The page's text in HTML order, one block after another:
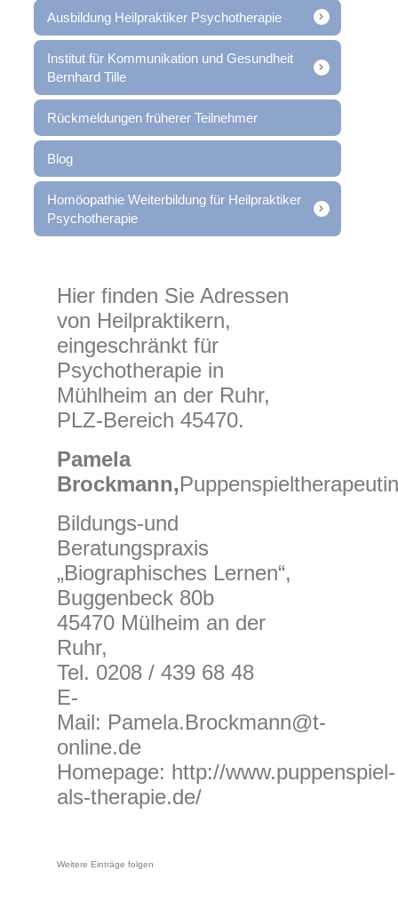
Ausbildung Heilpraktiker Psychotherapie
Institut für Kommunikation und Gesundheit
Bernhard Tille
Rückmeldungen früherer Teilnehmer
Blog
Homöopathie Weiterbildung für Heilpraktiker
Psychotherapie
Hier finden Sie Adressen
von Heilpraktikern,
eingeschränkt für
Psychotherapie in
Mühlheim an der Ruhr,
PLZ-Bereich 45470.
Pamela
Brockmann,Puppenspieltherapeutin
Bildungs-und
Beratungspraxis
„Biographisches Lernen“,
Buggenbeck 80b
45470 Mülheim an der
Ruhr,
Tel. 0208 / 439 68 48
E-
Mail: Pamela.Brockmann@t-
online.de
Homepage: http://www.puppenspiel-
als-therapie.de/
Weitere Einträge folgen